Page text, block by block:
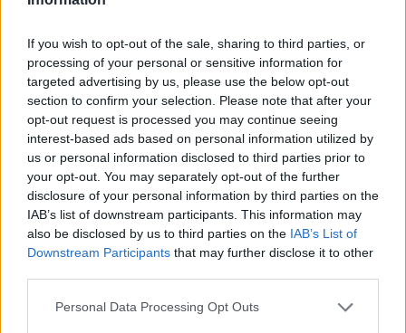
If you wish to opt-out of the sale, sharing to third parties, or
processing of your personal or sensitive information for
targeted advertising by us, please use the below opt-out
section to confirm your selection. Please note that after your
opt-out request is processed you may continue seeing
interest-based ads based on personal information utilized by
us or personal information disclosed to third parties prior to
your opt-out. You may separately opt-out of the further
disclosure of your personal information by third parties on the
IAB’s list of downstream participants. This information may
also be disclosed by us to third parties on the IAB’s List of
Downstream Participants that may further disclose it to other
Personal Data Processing Opt Outs
látogatóközpontot, hogy ne csak a
múzeum rendezvényeinek, hanem más
helyi eseményeknek is méltó helyszíne
legyen. „Mivel az épület itt van az
általános iskolával szemben, ahol nincs
egy olyan terem, ahol például
karácsonyi ünnepségre össze tudják
gyűjteni a gyerekeket, szeretnénk,
hogy a pedagógusok ezt tudják
használni. Vagy vannak délutáni